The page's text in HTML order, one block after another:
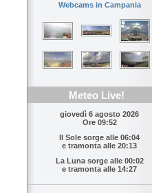
Webcams in Campania
Meteo Live!
giovedì 6 agosto 2026
Ore 09:52
Il Sole sorge alle 06:04
e tramonta alle 20:13
La Luna sorge alle 00:02
e tramonta alle 14:27